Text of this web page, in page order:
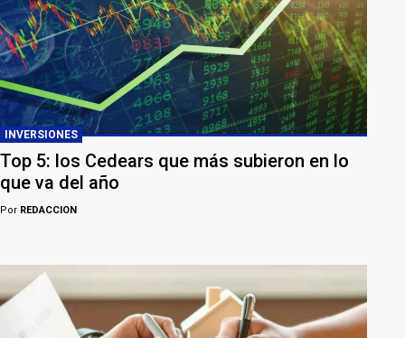
INVERSIONES
Top 5: los Cedears que más subieron en lo
que va del año
Por REDACCION